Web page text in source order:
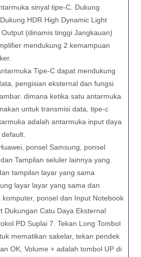
sinyal tipe-C. Dukung
HDR High Dynamic Light
(dinamis tinggi Jangkauan)
mendukung 2 kemampuan
Tipe-C dapat mendukung
pengisian eksternal dan fungsi
dimana ketika satu antarmuka
untuk transmisi data, tipe-c
adalah antarmuka input daya
ponsel Samsung, ponsel
Tampilan seluler lainnya yang
tampilan layar yang sama
layar layar yang sama dan
komputer, ponsel dan Input Notebook
Dukungan Catu Daya Eksternal
PD Suplai 7. Tekan Long Tombol
mematikan sakelar, tekan pendek
OK, Volume + adalah tombol UP di